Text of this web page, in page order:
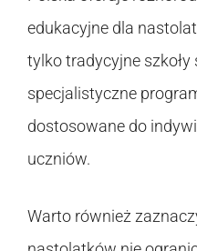
edukacyjne dla
tylko tradycyjne szkoły
specjalistyczne
dostosowane do
uczniów.
Warto również